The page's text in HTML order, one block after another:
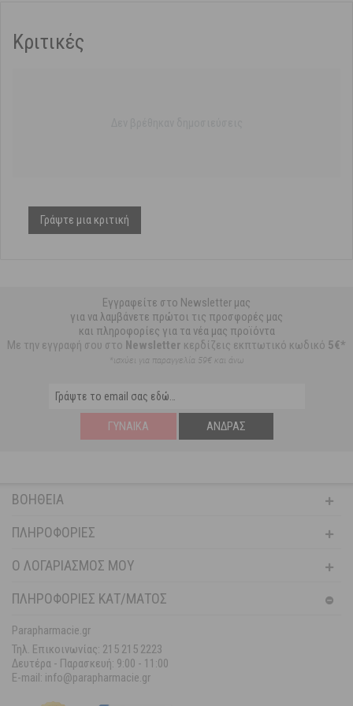
Κριτικές
Γράψτε μια κριτική
Εγγραφείτε στο Newsletter μας
για να λαμβάνετε πρώτοι τις προσφορές μας
και πληροφορίες για τα νέα μας προϊόντα
Με την εγγραφή σου στο Newsletter κερδίζεις εκπτωτικό κωδικό 5€*
*ισχύει για παραγγελία 59€ και άνω
ΓΥΝΑΊΚΑ ΆΝΔΡΑΣ
ΒΟΉΘΕΙΑ
ΠΛΗΡΟΦΟΡΊΕΣ
Ο ΛΟΓΑΡΙΑΣΜΌΣ ΜΟΥ
ΠΛΗΡΟΦΟΡΙΕΣ ΚΑΤ/ΜΑΤΟΣ
Parapharmacie.gr
Τηλ. Επικοινωνίας: 215 215 2223
Δευτέρα - Παρασκευή: 9:00 - 11:00
E-mail: info@parapharmacie.gr